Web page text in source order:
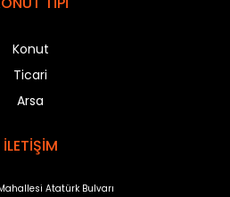
Konut
Ticari
Arsa
İLETİŞİM
Atatürk Bulvarı